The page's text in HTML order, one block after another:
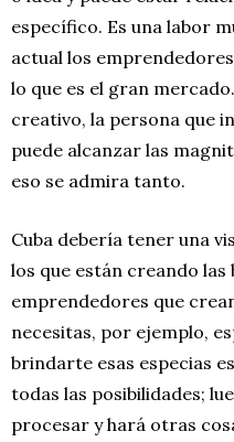
específico. Es una labor
actual los
lo que es el gran
creativo, la persona que
puede alcanzar las
eso se admira tanto.
Cuba debería tener una
los que están creando las
emprendedores que
necesitas, por ejemplo,
brindarte esas especias
todas las posibilidades;
procesar y hará otras